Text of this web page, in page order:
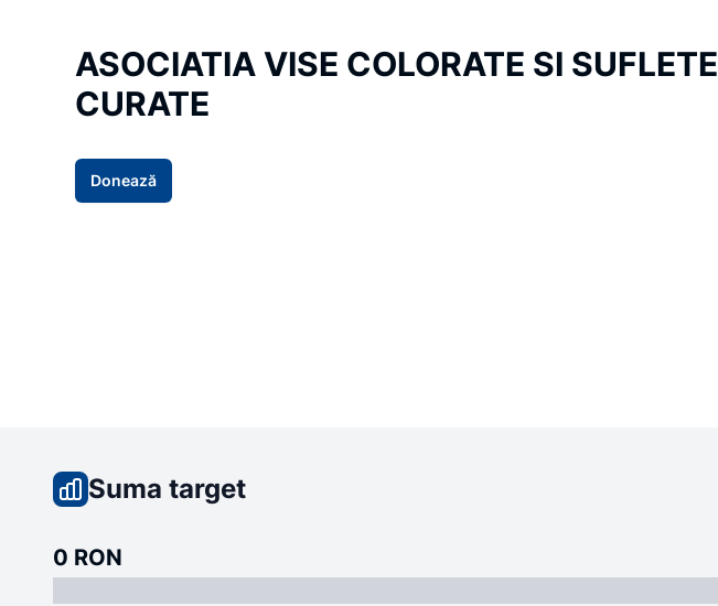
ASOCIATIA VISE COLORATE SI SUFLETE
CURATE
Donează
Suma target
0 RON